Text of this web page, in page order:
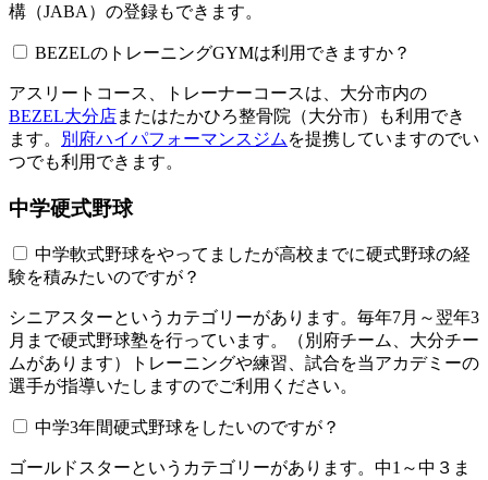
構（JABA）の登録もできます。
BEZELのトレーニングGYMは利用できますか？​​​​​
アスリートコース、トレーナーコースは、大分市内の
BEZEL大分店またはたかひろ整骨院（大分市）も利用でき
ます。
別府ハイパフォーマンスジム を提携していますのでい
つでも利用できます。
中学硬式野球
中学軟式野球をやってましたが高校までに硬式野球の経
験を積みたいのですが？
シニアスターというカテゴリーがあります。毎年7月～翌年3
月まで硬式野球塾を行っています。（別府チーム、大分チー
ムがあります）トレーニングや練習、試合を当アカデミーの
選手が指導いたしますのでご利用ください。
中学3年間硬式野球をしたいのですが？
ゴールドスターというカテゴリーがあります。中1～中３ま